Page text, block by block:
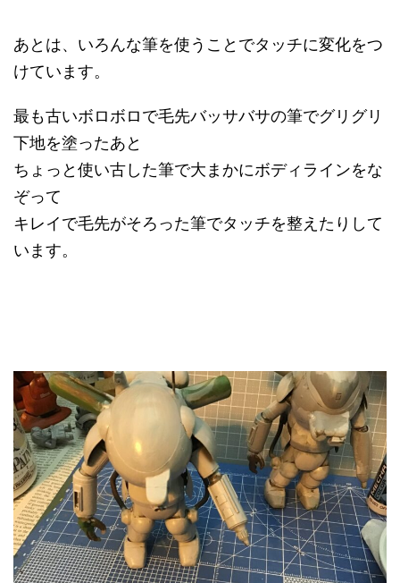
あとは、いろんな筆を使うことでタッチに変化をつ
けています。
最も古いボロボロで毛先バッサバサの筆でグリグリ
下地を塗ったあと
ちょっと使い古した筆で大まかにボディラインをな
ぞって
キレイで毛先がそろった筆でタッチを整えたりして
います。